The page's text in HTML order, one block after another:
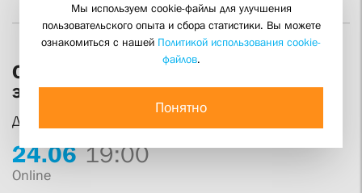
Современное религиоведение: что
это такое?
День открытых дверей Факультета религиоведения
24.06 19:00
Online
Мы используем cookie-файлы для улучшения
пользовательского опыта и сбора статистики. Вы можете
ознакомиться с нашей Политикой использования cookie-
файлов.
Понятно